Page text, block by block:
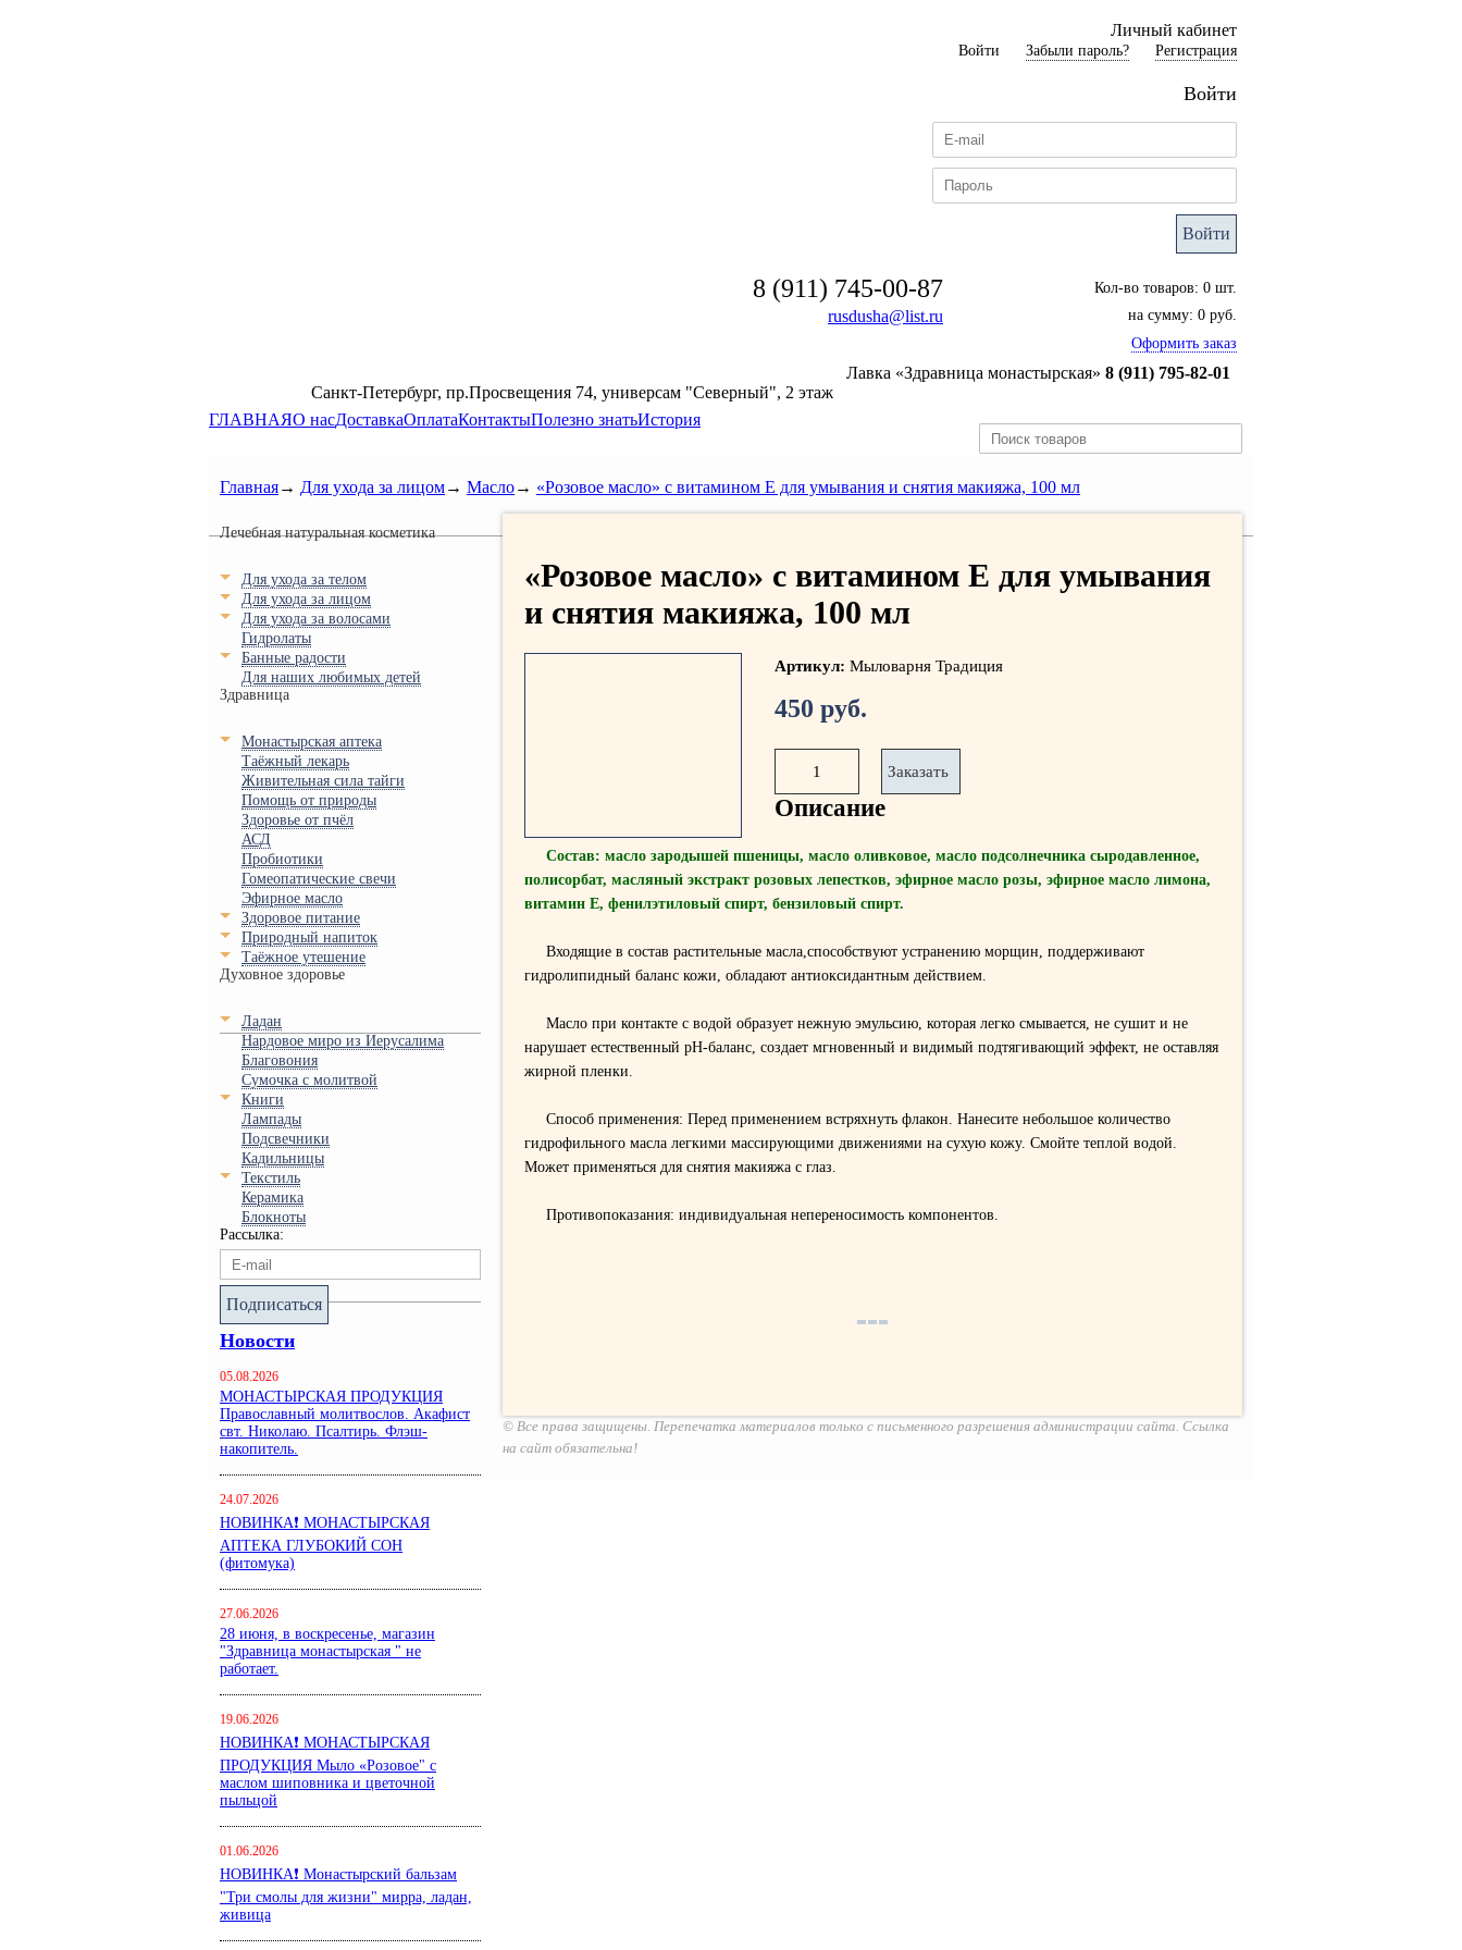
Личный кабинет
Войти Забыли пароль? Регистрация
Войти
Войти
8 (911) 745-00-87
rusdusha@list.ru
Кол-во товаров: 0 шт.
на сумму: 0 руб.
Оформить заказ
Лавка «Здравница монастырская» 8 (911) 795-82-01
Санкт-Петербург, пр.Просвещения 74, универсам "Северный", 2 этаж
ГЛАВНАЯО насДоставкаОплатаКонтактыПолезно знатьИстория
Главная→ Для ухода за лицом→ Масло→ «Розовое масло» с витамином Е для умывания и снятия макияжа, 100 мл
Лечебная натуральная косметика
Для ухода за телом
Для ухода за лицом
Для ухода за волосами
Гидролаты
Банные радости
Для наших любимых детей
Здравница
Монастырская аптека
Таёжный лекарь
Живительная сила тайги
Помощь от природы
Здоровье от пчёл
АСД
Пробиотики
Гомеопатические свечи
Эфирное масло
Здоровое питание
Природный напиток
Таёжное утешение
Духовное здоровье
Ладан
Нардовое миро из Иерусалима
Благовония
Сумочка с молитвой
Книги
Лампады
Подсвечники
Кадильницы
Текстиль
Керамика
Блокноты
Рассылка:
Подписаться
Новости
05.08.2026
МОНАСТЫРСКАЯ ПРОДУКЦИЯ
Православный молитвослов. Акафист
свт. Николаю. Псалтирь. Флэш-
накопитель.
24.07.2026
НОВИНКА❗ МОНАСТЫРСКАЯ
АПТЕКА ГЛУБОКИЙ СОН
(фитомука)
27.06.2026
28 июня, в воскресенье, магазин
"Здравница монастырская " не
работает.
19.06.2026
НОВИНКА❗ МОНАСТЫРСКАЯ
ПРОДУКЦИЯ Мыло «Розовое" с
маслом шиповника и цветочной
пыльцой
01.06.2026
НОВИНКА❗ Монастырский бальзам
"Три смолы для жизни" мирра, ладан,
живица
«Розовое масло» с витамином Е для умывания
и снятия макияжа, 100 мл
Артикул: Мыловарня Традиция
450 руб.
1 Заказать
Описание
Состав: масло зародышей пшеницы, масло оливковое, масло подсолнечника сыродавленное,
полисорбат, масляный экстракт розовых лепестков, эфирное масло розы, эфирное масло лимона,
витамин Е, фенилэтиловый спирт, бензиловый спирт.
Входящие в состав растительные масла,способствуют устранению морщин, поддерживают
гидролипидный баланс кожи, обладают антиоксидантным действием.
Масло при контакте с водой образует нежную эмульсию, которая легко смывается, не сушит и не
нарушает естественный рH-баланс, создает мгновенный и видимый подтягивающий эффект, не оставляя
жирной пленки.
Способ применения: Перед применением встряхнуть флакон. Нанесите небольшое количество
гидрофильного масла легкими массирующими движениями на сухую кожу. Смойте теплой водой.
Может применяться для снятия макияжа с глаз.
Противопоказания: индивидуальная непереносимость компонентов.
© Все права защищены. Перепечатка материалов только с письменного разрешения администрации сайта. Ссылка
на сайт обязательна!